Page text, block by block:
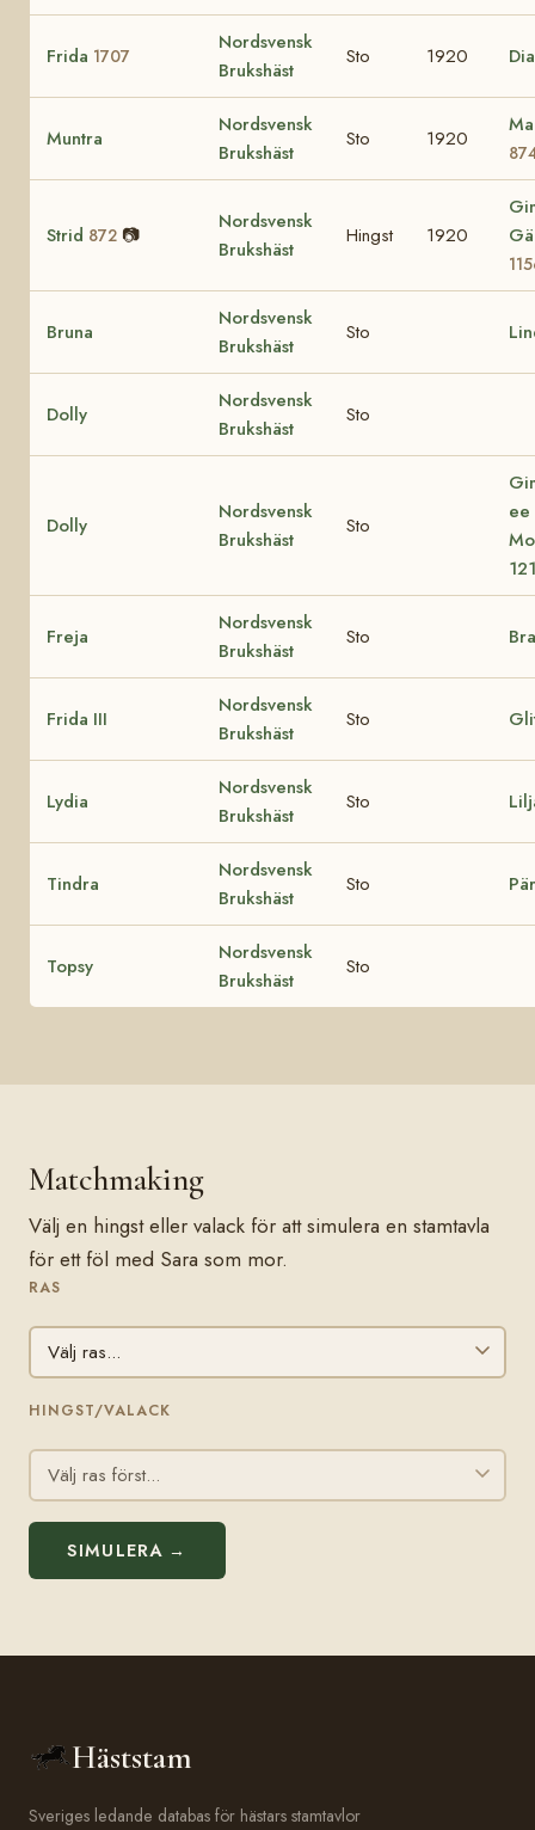
Frida 1707
Nordsvensk
Brukshäst
Sto 1920
Muntra
Nordsvensk
Brukshäst
Sto 1920
Strid 872 📷
Nordsvensk
Brukshäst
Hingst 1920
Bruna
Nordsvensk
Brukshäst
Sto
Dolly
Nordsvensk
Brukshäst
Sto
Dolly
Nordsvensk
Brukshäst
Sto
ee
121
Freja
Nordsvensk
Brukshäst
Sto
Frida III
Nordsvensk
Brukshäst
Sto
Lydia
Nordsvensk
Brukshäst
Sto
Tindra
Nordsvensk
Brukshäst
Sto
Topsy
Nordsvensk
Brukshäst
Sto
Matchmaking
Välj en hingst eller valack för att simulera en stamtavla
för ett föl med Sara som mor.
RAS
HINGST/VALACK
SIMULERA →
Häststam
Sveriges ledande databas för hästars stamtavlor